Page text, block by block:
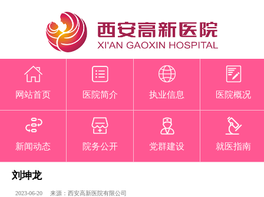
网站首页 医院简介 执业信息 医院概况
新闻动态 院务公开 党群建设 就医指南
刘坤龙
2023-06-20 来源：西安高新医院有限公司